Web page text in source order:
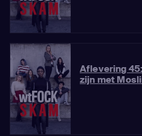
Aflevering
zijn met